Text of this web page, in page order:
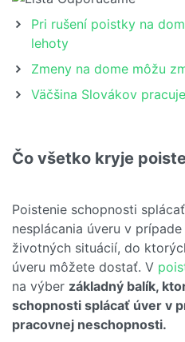
Pri rušení poistky na
lehoty
Zmeny na dome môžu
Väčšina Slovákov
Čo všetko kryje
Poistenie schopnosti
nesplácania úveru v
životných situácií, do
úveru môžete dostať. V
na výber základný balík,
schopnosti splácať úver v
pracovnej neschopnosti.